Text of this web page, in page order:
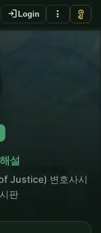
login Login more_vert vpn_key
설
Justice) 변호사시
판